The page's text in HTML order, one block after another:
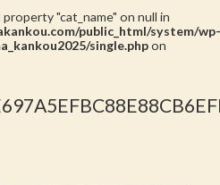
"cat_name" on null in
public_html/system/wp-
single.phpon